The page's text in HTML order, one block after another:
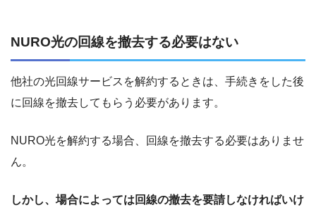
NURO光の回線を撤去する必要はない
他社の光回線サービスを解約するときは、手続きをした後
に回線を撤去してもらう必要があります。
NURO光を解約する場合、回線を撤去する必要はありませ
ん。
しかし、場合によっては回線の撤去を要請しなければいけ